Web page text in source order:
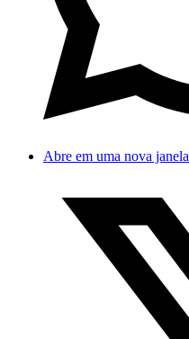
Abre em uma nova janela